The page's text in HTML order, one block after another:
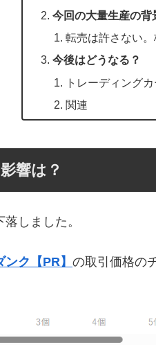
今回の大量生産の背
転売は許さない
今後はどうなる？
トレーディング
関連
響は？
しました。
ク【PR】 の取引価格の